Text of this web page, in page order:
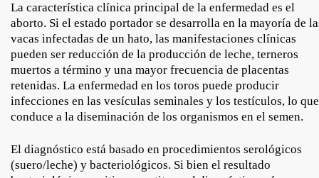
La característica clínica principal de la enfermedad es el
aborto. Si el estado portador se desarrolla en la mayoría de
vacas infectadas de un hato, las manifestaciones clínicas
pueden ser reducción de la producción de leche, terneros
muertos a término y una mayor frecuencia de placentas
retenidas. La enfermedad en los toros puede producir
infecciones en las vesículas seminales y los testículos, lo que
conduce a la diseminación de los organismos en el semen.
El diagnóstico está basado en procedimientos serológicos
(suero/leche) y bacteriológicos. Si bien el resultado